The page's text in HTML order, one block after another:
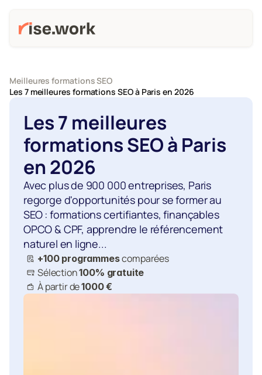
Meilleures formations SEO
Les 7 meilleures formations SEO à Paris en 2026
Les 7 meilleures
formations SEO à Paris
en 2026
Avec plus de 900 000 entreprises, Paris
regorge d'opportunités pour se former au
SEO : formations certifiantes, finançables
OPCO & CPF, apprendre le référencement
naturel en ligne...
+100 programmes comparées
Sélection 100% gratuite
À partir de 1000 €